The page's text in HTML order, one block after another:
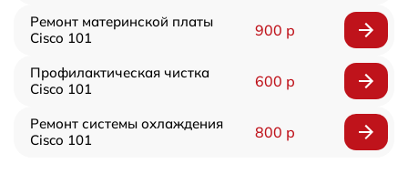
Ремонт материнской платы
Cisco 101
900 р
Профилактическая чистка
Cisco 101
600 р
Ремонт системы охлаждения
Cisco 101
800 р